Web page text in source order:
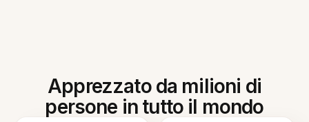
Apprezzato da milioni di
persone in tutto il mondo